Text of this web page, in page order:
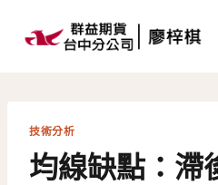
技術分析
均線缺點：滯